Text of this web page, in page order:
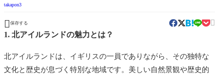
takapon3
 保存する 
1. 北アイルランドの魅力とは？
北アイルランドは、イギリスの一員でありながら、その独特な
文化と歴史が息づく特別な地域です。美しい自然景観や歴史的